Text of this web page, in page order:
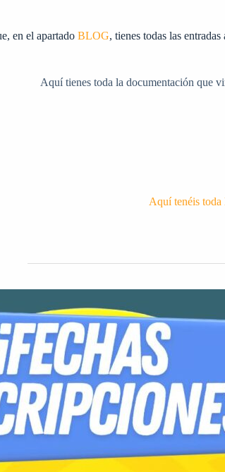
en el apartado BLOG, tienes todas las
Aquí tienes toda la documentación que
Aquí tenéis toda